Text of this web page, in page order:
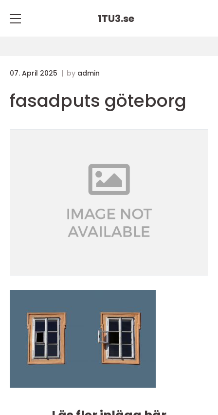
1TU3.se
07. April 2025 by admin
fasadputs göteborg